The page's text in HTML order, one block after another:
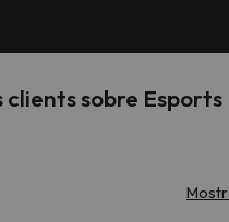
clients sobre